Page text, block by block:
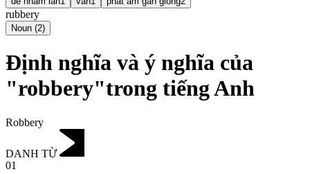
rubbery
Noun (2)
Định nghĩa và ý nghĩa của
"robbery"trong tiếng Anh
Robbery
DANH TỪ
01